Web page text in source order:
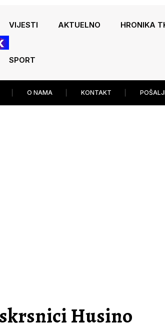
VIJESTI AKTUELNO HRONIKA
SPORT
O NAMA KONTAKT
Husino